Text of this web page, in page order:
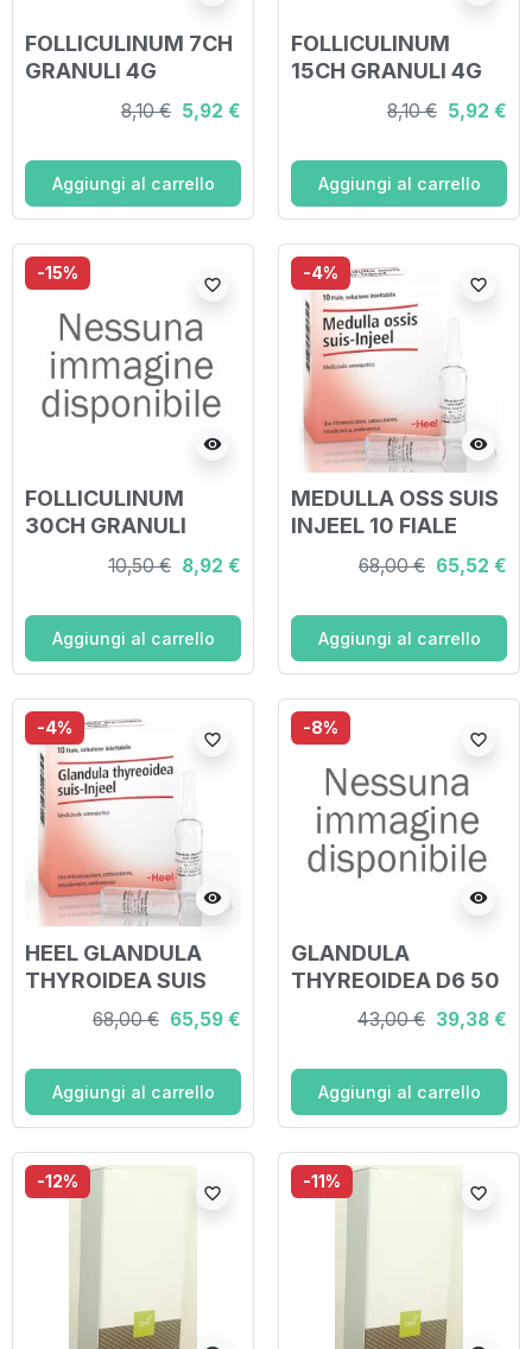
FOLLICULINUM 7CH
GRANULI 4G
8,10 € 5,92 €
Aggiungi al carrello
FOLLICULINUM
15CH GRANULI 4G
8,10 € 5,92 €
Aggiungi al carrello
-15%
visibility
favorite_border
FOLLICULINUM
30CH GRANULI
10,50 € 8,92 €
Aggiungi al carrello
-4%
visibility
favorite_border
MEDULLA OSS SUIS
INJEEL 10 FIALE
68,00 € 65,52 €
Aggiungi al carrello
-4%
visibility
favorite_border
HEEL GLANDULA
THYROIDEA SUIS
INJEEL 10 FIALE
68,00 € 65,59 €
Aggiungi al carrello
-8%
visibility
favorite_border
GLANDULA
THYREOIDEA D6 50
43,00 € 39,38 €
Aggiungi al carrello
-12%
favorite_border
-11%
favorite_border